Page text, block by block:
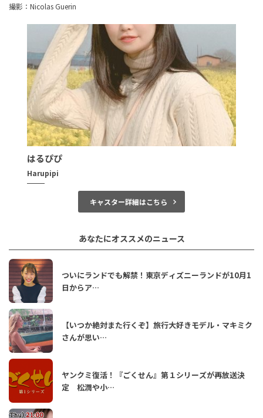
撮影：Nicolas Guerin
はるぴぴ
Harupipi
キャスター詳細はこちら
あなたにオススメのニュース
ついにランドでも解禁！東京ディズニーランドが10月1
日からア…
【いつか絶対また行くぞ】旅行大好きモデル・マキミク
さんが思い…
ヤンクミ復活！『ごくせん』第１シリーズが再放送決
定 松潤や小…